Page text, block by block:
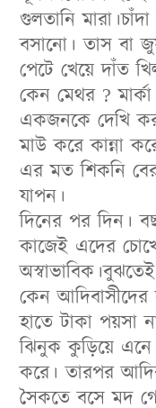
গুলতানি
বসানো। তাস বা
পেটে খেয়ে দাঁত
কেন মেথর ?
একজনকে দেখি
মাউ করে কান্না
এর মত শিকনি বের
যাপন।
দিনের পর দিন।
কাজেই এদের
কেন আদিবাসীদের
হাতে টাকা পয়সা
ঝিনুক কুড়িয়ে এনে
করে। তারপর
সৈকতে বসে মদ